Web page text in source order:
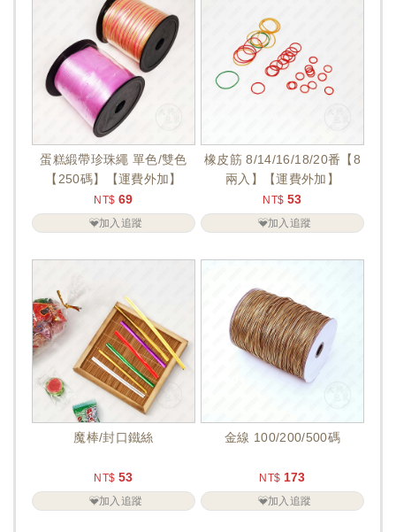
蛋糕緞帶珍珠繩 單色/雙色
【250碼】【運費外加】
NT$ 69
加入追蹤
橡皮筋 8/14/16/18/20番【8
兩入】【運費外加】
NT$ 53
加入追蹤
魔棒/封口鐵絲
NT$ 53
加入追蹤
金線 100/200/500碼
NT$ 173
加入追蹤